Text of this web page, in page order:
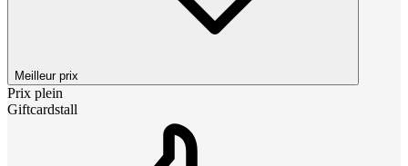
Meilleur prix
Prix plein
Giftcardstall